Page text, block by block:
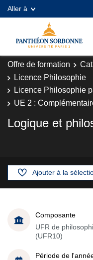
Aller à
Offre de formation
Licence Philosophie
Licence Philosophie
UE 2 :
Logique et
Ajouter à la
Composante
UFR de
(UFR10)
Période de